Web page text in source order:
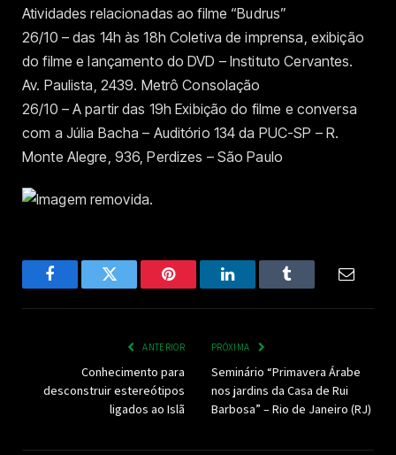
Atividades relacionadas ao filme “Budrus”
26/10 – das 14h às 18h Coletiva de imprensa, exibição
do filme e lançamento do DVD – Instituto Cervantes.
Av. Paulista, 2439. Metrô Consolação
26/10 – A partir das 19h Exibição do filme e conversa
com a Júlia Bacha – Auditório 134 da PUC-SP – R.
Monte Alegre, 936, Perdizes – São Paulo
FacebookTwitter Pinterest LinkedInTumblr Email
ANTERIOR
Conhecimento para
desconstruir estereótipos
ligados ao Islã
PRÓXIMA
Seminário “Primavera Árabe
nos jardins da Casa de Rui
Barbosa” – Rio de Janeiro (RJ)